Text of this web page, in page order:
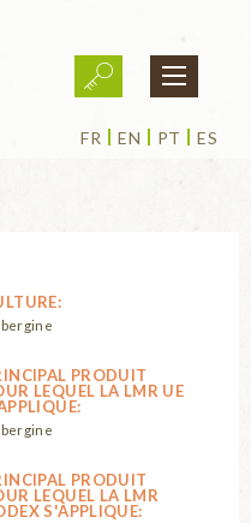
FR EN PT ES
PRODUIT
LEQUEL LA LMR UE
PRODUIT
LEQUEL LA LMR
S'APPLIQUE: